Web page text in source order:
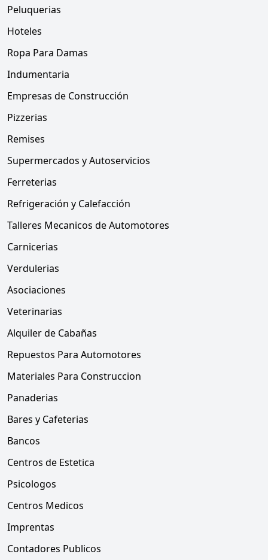
Peluquerias
Hoteles
Ropa Para Damas
Indumentaria
Empresas de Construcción
Pizzerias
Remises
Supermercados y Autoservicios
Ferreterias
Refrigeración y Calefacción
Talleres Mecanicos de Automotores
Carnicerias
Verdulerias
Asociaciones
Veterinarias
Alquiler de Cabañas
Repuestos Para Automotores
Materiales Para Construccion
Panaderias
Bares y Cafeterias
Bancos
Centros de Estetica
Psicologos
Centros Medicos
Imprentas
Contadores Publicos